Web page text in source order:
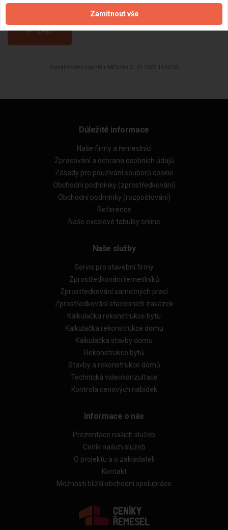
ZPĚT
Aktualizováno z portálu ARES dne 31.01.2025 11:49:58
Důležité informace
Naše firmy a řemeslníci
Zpracování a ochrana osobních údajů
Zásady pro používání souborů cookie
Obchodní podmínky (zprostředkování)
Obchodní podmínky (rozpočtování)
Reference
Naše excelové tabulky online
Naše služby
Servis pro stavební firmy
Zprostředkování řemeslníků
Zprostředkování samotných prací
Zprostředkování stavebních zakázek
Kalkulačka rekonstrukce bytu
Kalkulačka rekonstrukce domu
Kalkulačka stavby domu
Rekonstrukce bytů
Stavby a rekonstrukce domů
Technická videokonzultace
Kontrola cenových nabídek
Informace o nás
Prezentace našich služeb
Ceník našich služeb
O projektu a o zakladateli
Kontakt
Možnosti bližší obchodní spolupráce
Zamítnout vše